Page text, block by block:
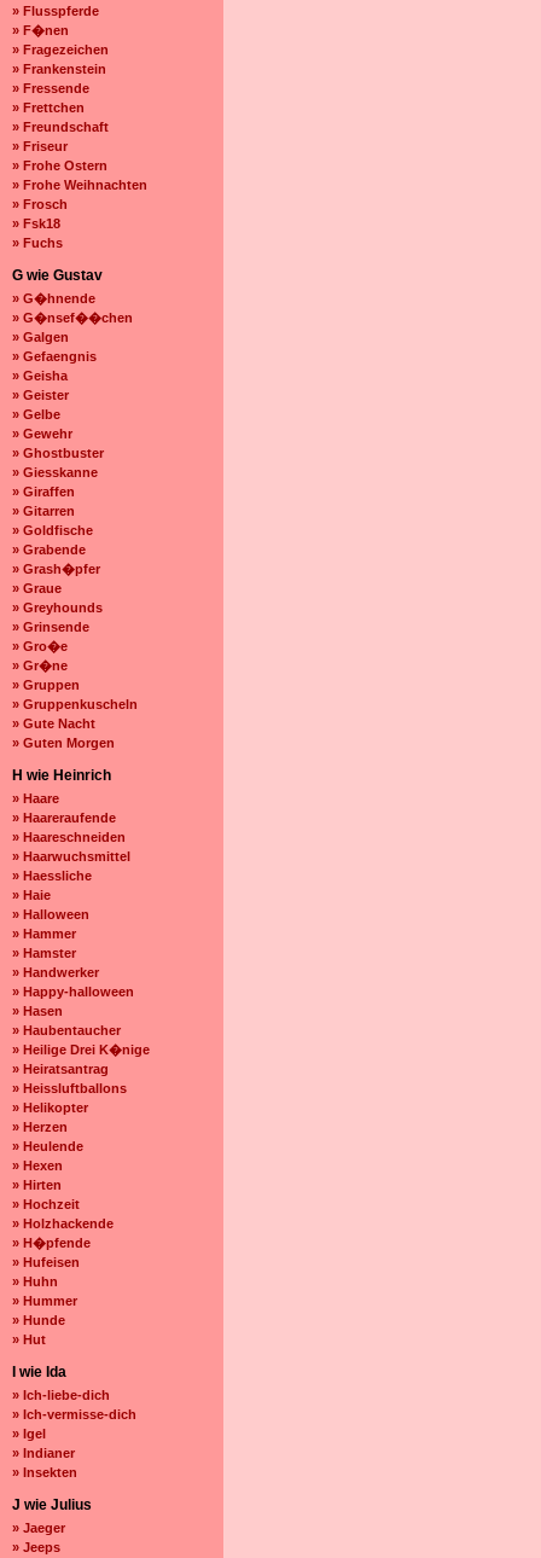
» Flusspferde
» F�nen
» Fragezeichen
» Frankenstein
» Fressende
» Frettchen
» Freundschaft
» Friseur
» Frohe Ostern
» Frohe Weihnachten
» Frosch
» Fsk18
» Fuchs
G wie Gustav
» G�hnende
» G�nsef��chen
» Galgen
» Gefaengnis
» Geisha
» Geister
» Gelbe
» Gewehr
» Ghostbuster
» Giesskanne
» Giraffen
» Gitarren
» Goldfische
» Grabende
» Grash�pfer
» Graue
» Greyhounds
» Grinsende
» Gro�e
» Gr�ne
» Gruppen
» Gruppenkuscheln
» Gute Nacht
» Guten Morgen
H wie Heinrich
» Haare
» Haareraufende
» Haareschneiden
» Haarwuchsmittel
» Haessliche
» Haie
» Halloween
» Hammer
» Hamster
» Handwerker
» Happy-halloween
» Hasen
» Haubentaucher
» Heilige Drei K�nige
» Heiratsantrag
» Heissluftballons
» Helikopter
» Herzen
» Heulende
» Hexen
» Hirten
» Hochzeit
» Holzhackende
» H�pfende
» Hufeisen
» Huhn
» Hummer
» Hunde
» Hut
I wie Ida
» Ich-liebe-dich
» Ich-vermisse-dich
» Igel
» Indianer
» Insekten
J wie Julius
» Jaeger
» Jeeps